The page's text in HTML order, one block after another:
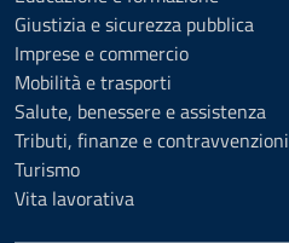
Giustizia e sicurezza pubblica
Imprese e commercio
Mobilità e trasporti
Salute, benessere e assistenza
Tributi, finanze e contravvenzioni
Turismo
Vita lavorativa